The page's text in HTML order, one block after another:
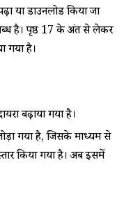
या डाउनलोड किया जा
है। पृष्ठ 17 के अंत से लेकर
गया है।
बढ़ाया गया है।
गया है, जिसके माध्यम से
किया गया है। अब इसमें